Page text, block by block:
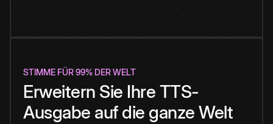
STIMME FÜR 99% DER WELT
Erweitern Sie Ihre TTS-
Ausgabe auf die ganze Welt